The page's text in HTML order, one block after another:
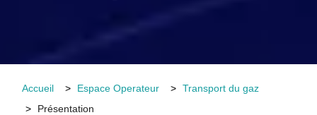
Accueil Espace Operateur
Transport du gaz
Présentation